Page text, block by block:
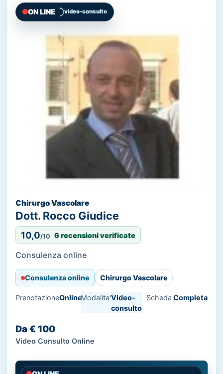
ON LINE video-consulto
Chirurgo Vascolare
Dott. Rocco Giudice
10,0/10 6 recensioni verificate
Consulenza online
Consulenza online Chirurgo Vascolare
PrenotazioneOnlineModalita'Video-
consulto
Scheda Completa
Da € 100
Video Consulto Online